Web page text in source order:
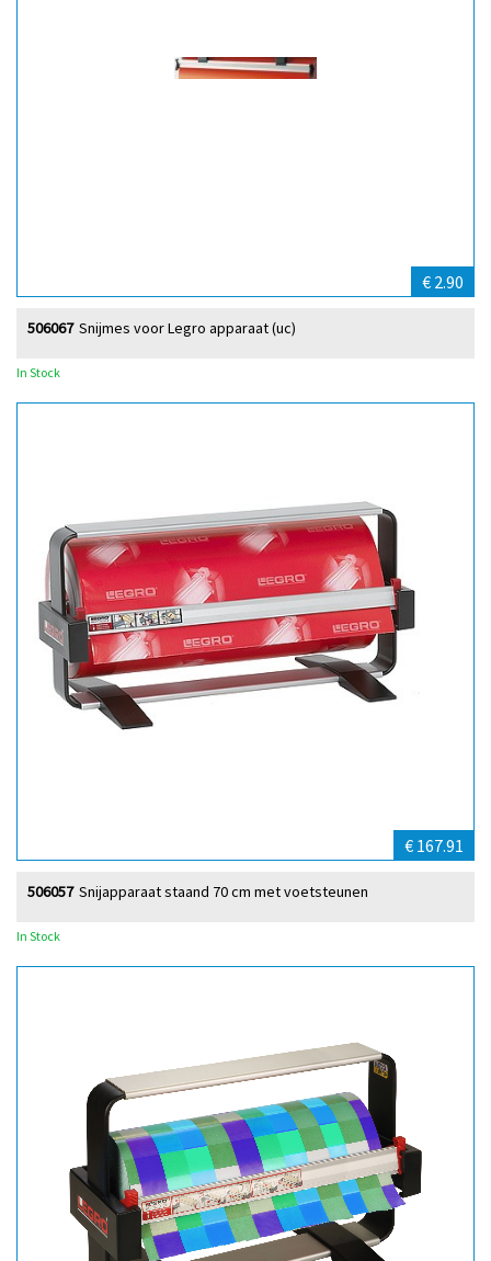
€ 2.90
Snijmes voor Legro apparaat (uc)
506067
In Stock
€ 167.91
Snijapparaat staand 70 cm met voetsteunen
506057
In Stock